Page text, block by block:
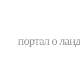
портал о